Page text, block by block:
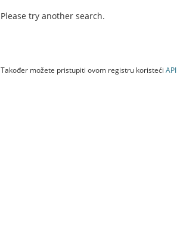
Please try another search.
Također možete pristupiti ovom registru koristeći API